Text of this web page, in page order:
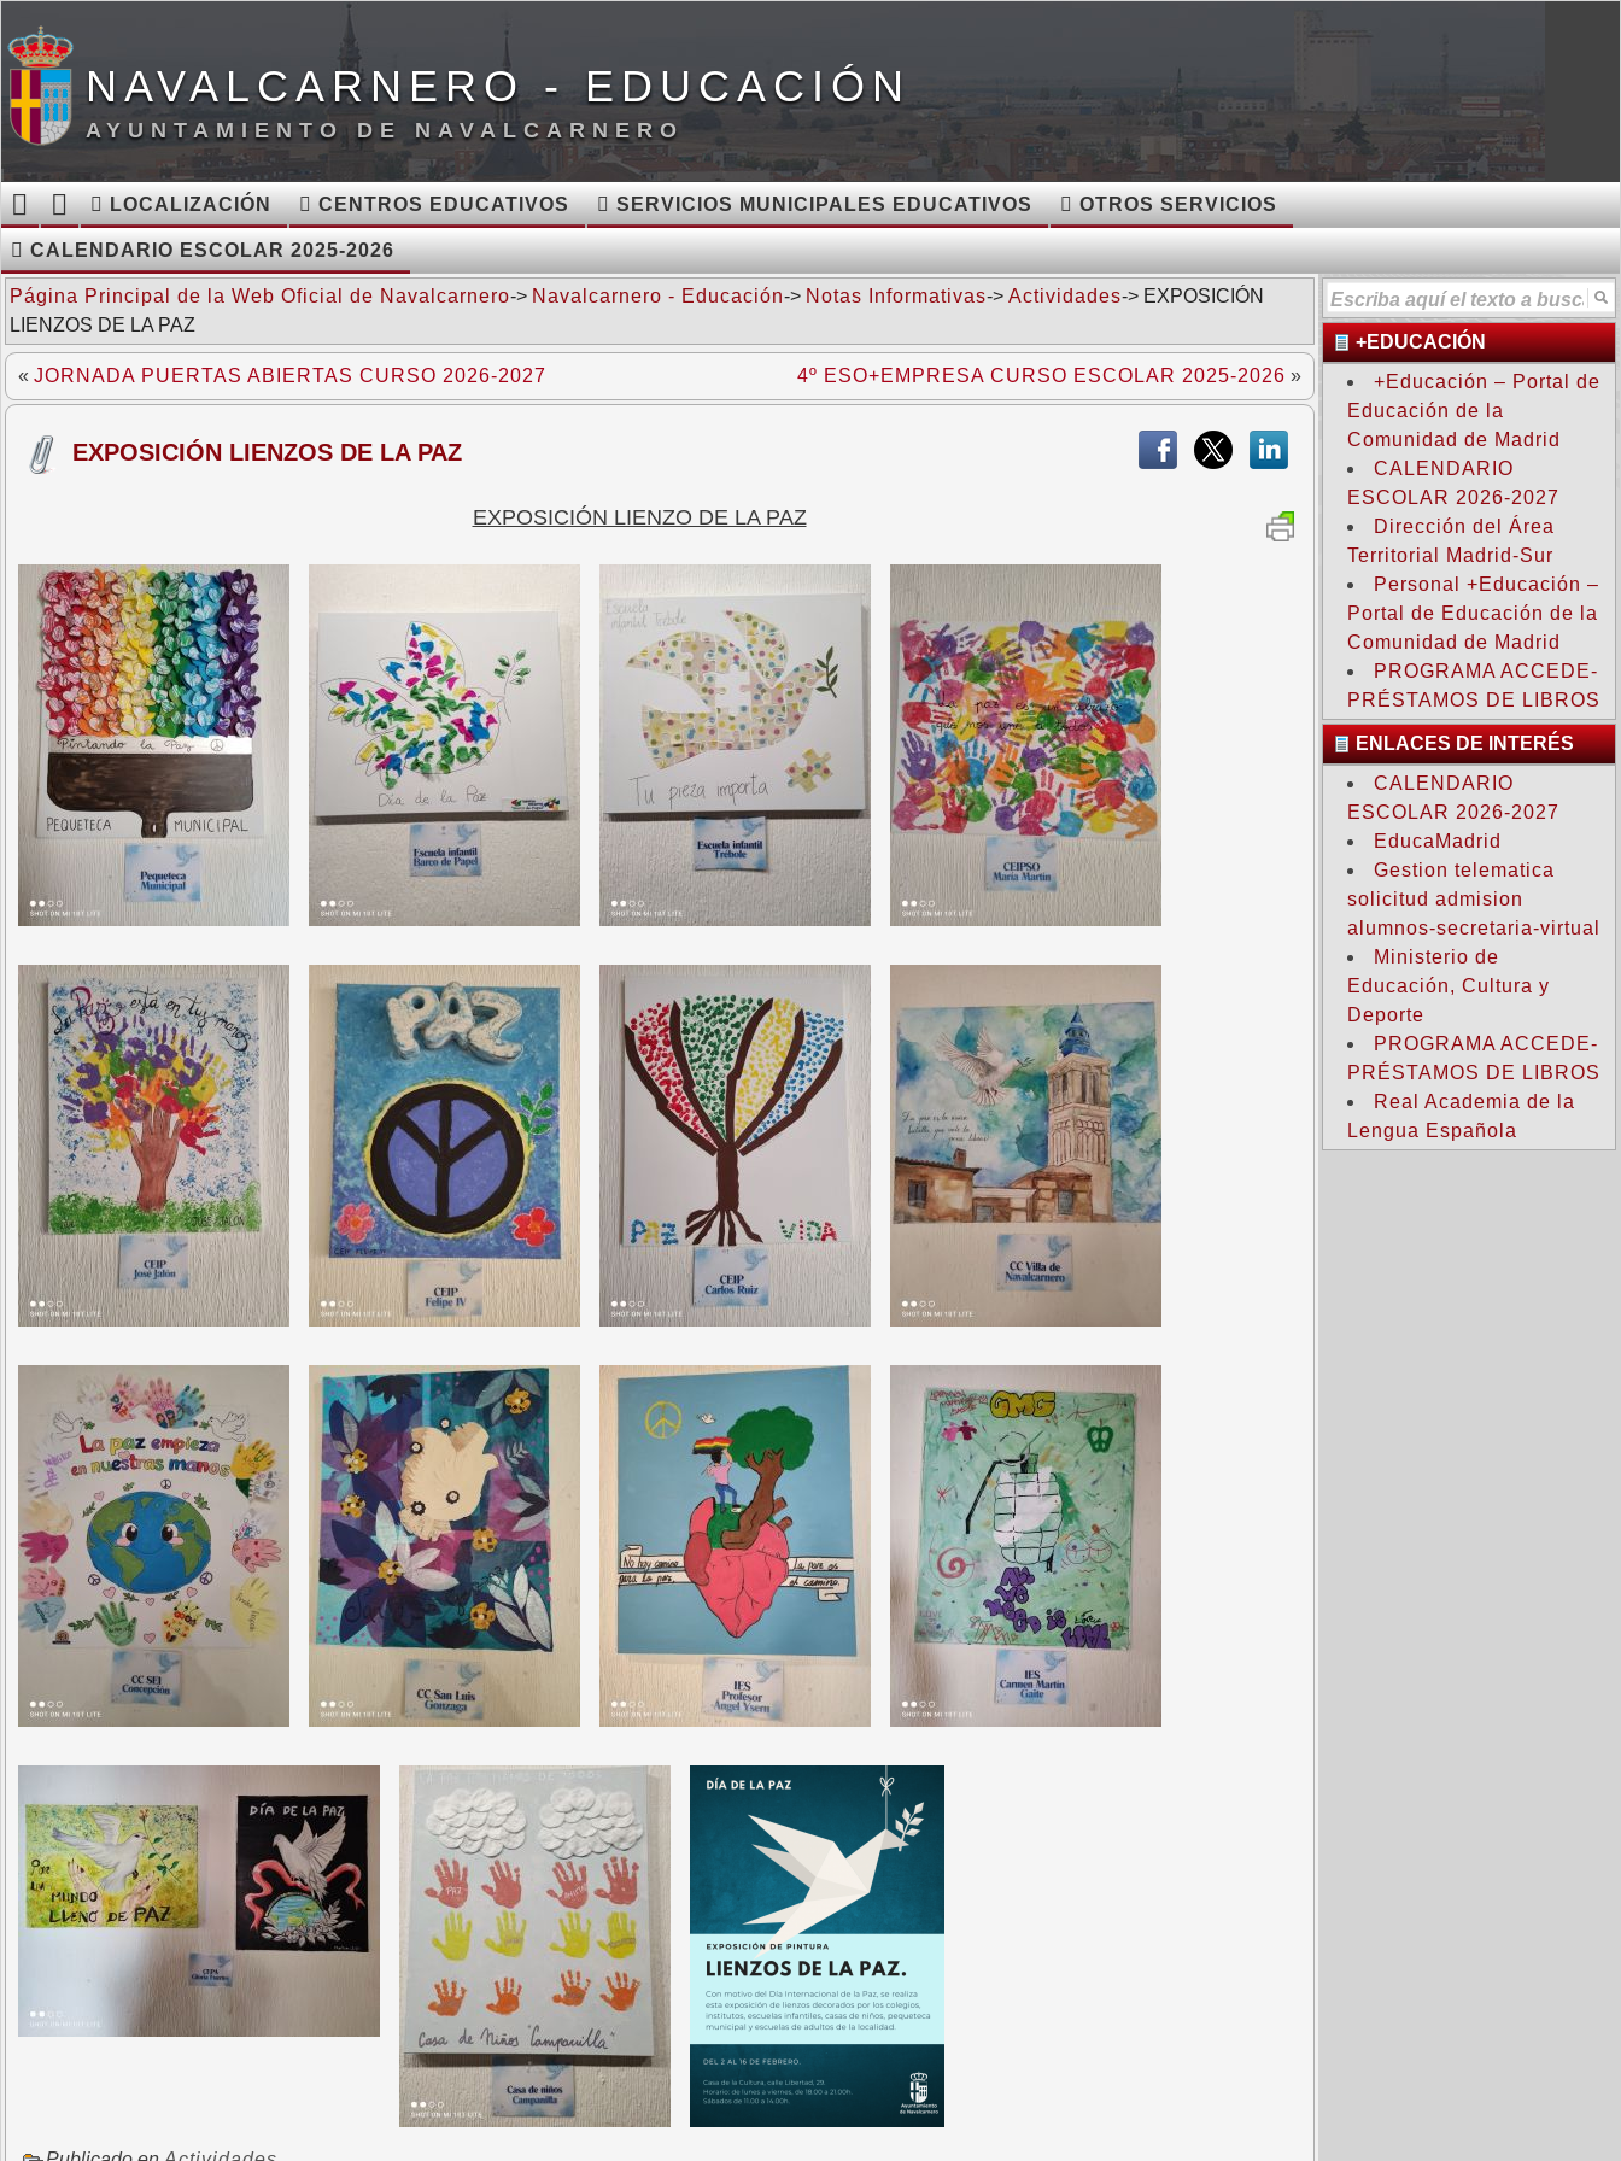
NAVALCARNERO - EDUCACIÓN
AYUNTAMIENTO DE NAVALCARNERO
LOCALIZACIÓN CENTROS EDUCATIVOS SERVICIOS MUNICIPALES EDUCATIVOS OTROS SERVICIOS
CALENDARIO ESCOLAR 2025-2026
Página Principal de la Web Oficial de Navalcarnero-> Navalcarnero - Educación-> Notas Informativas-> Actividades-> EXPOSICIÓN
LIENZOS DE LA PAZ
« JORNADA PUERTAS ABIERTAS CURSO 2026-2027 4º ESO+EMPRESA CURSO ESCOLAR 2025-2026 »
EXPOSICIÓN LIENZOS DE LA PAZ
EXPOSICIÓN LIENZO DE LA PAZ
+EDUCACIÓN
+Educación – Portal de
Educación de la
Comunidad de Madrid
CALENDARIO
ESCOLAR 2026-2027
Dirección del Área
Territorial Madrid-Sur
Personal +Educación –
Portal de Educación de la
Comunidad de Madrid
PROGRAMA ACCEDE-
PRÉSTAMOS DE LIBROS
ENLACES DE INTERÉS
CALENDARIO
ESCOLAR 2026-2027
EducaMadrid
Gestion telematica
solicitud admision
alumnos-secretaria-virtual
Ministerio de
Educación, Cultura y
Deporte
PROGRAMA ACCEDE-
PRÉSTAMOS DE LIBROS
Real Academia de la
Lengua Española